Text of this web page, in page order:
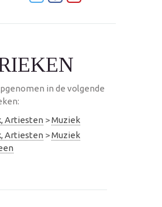
in de volgende
Artiesten >Muziek
Artiesten >Muziek